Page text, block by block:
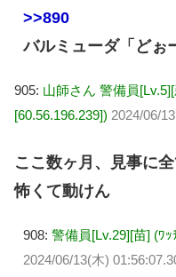
>>890
バルミューダ「どぉ
905: 山師さん 警備員
[60.56.196.239]) 2024/06/
ここ数ヶ月、見事に
怖くて動けん
908: 警備員[Lv.29][苗] (ﾜ
2024/06/13(木)